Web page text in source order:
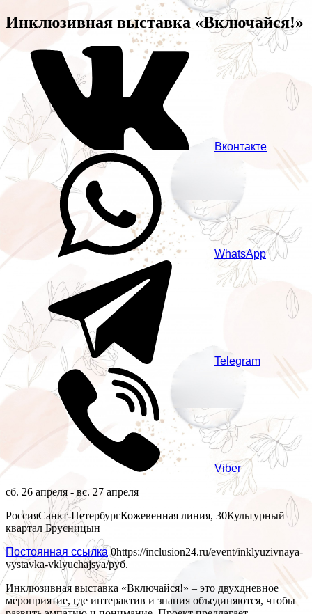
Инклюзивная выставка «Включайся!»
Вконтакте
WhatsApp
Telegram
Viber
сб. 26 апреля - вс. 27 апреля
РоссияСанкт-ПетербургКожевенная линия, 30Культурный
квартал Брусницын
Постоянная ссылка 0https://inclusion24.ru/event/inklyuzivnaya-
vystavka-vklyuchajsya/руб.
Инклюзивная выставка «Включайся!» – это двухдневное
мероприятие, где интерактив и знания объединяются, чтобы